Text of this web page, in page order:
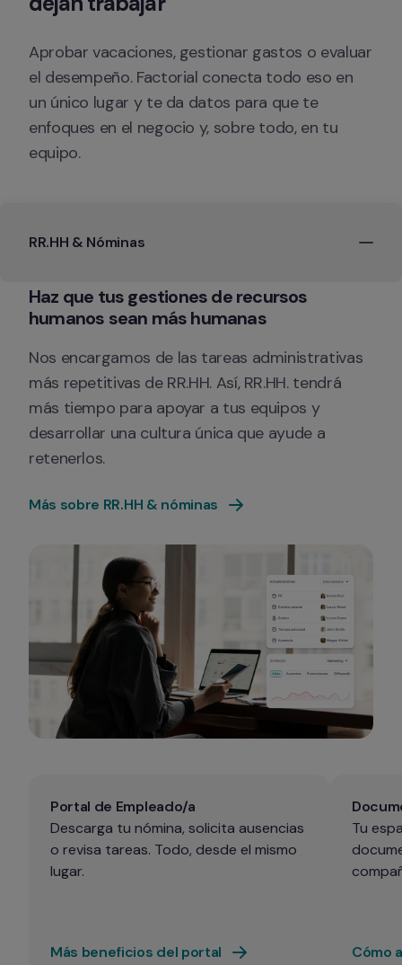
Aprobar vacaciones, gestionar gastos o evaluar
el desempeño. Factorial conecta todo eso en
un único lugar y te da datos para que te
enfoques en el negocio y, sobre todo, en tu
equipo.
RR.HH & Nóminas
Haz que tus gestiones de recursos
humanos sean más humanas
Nos encargamos de las tareas administrativas
más repetitivas de RR.HH. Así, RR.HH. tendrá
más tiempo para apoyar a tus equipos y
desarrollar una cultura única que ayude a
retenerlos.
Más sobre RR.HH & nóminas
Portal de Empleado/a
Descarga tu nómina, solicita ausencias
o revisa tareas. Todo, desde el mismo
lugar.
Más beneficios del portal
Tu
Cómo